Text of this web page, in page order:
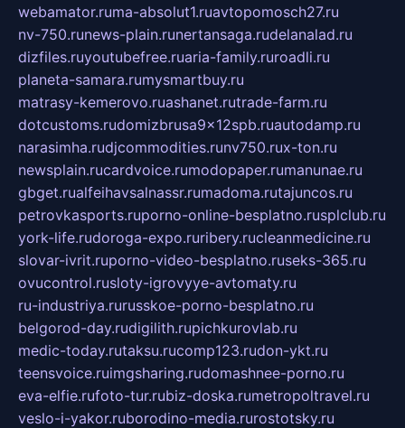
webamator.ruma-absolut1.ruavtopomosch27.ru
nv-750.runews-plain.runertansaga.rudelanalad.ru
dizfiles.ruyoutubefree.ruaria-family.ruroadli.ru
planeta-samara.rumysmartbuy.ru
matrasy-kemerovo.ruashanet.rutrade-farm.ru
dotcustoms.rudomizbrusa9x12spb.ruautodamp.ru
narasimha.rudjcommodities.runv750.rux-ton.ru
newsplain.rucardvoice.rumodopaper.rumanunae.ru
gbget.rualfeihavsalnassr.rumadoma.rutajuncos.ru
petrovkasports.ruporno-online-besplatno.rusplclub.ru
york-life.rudoroga-expo.ruribery.rucleanmedicine.ru
slovar-ivrit.ruporno-video-besplatno.ruseks-365.ru
ovucontrol.rusloty-igrovyye-avtomaty.ru
ru-industriya.rurusskoe-porno-besplatno.ru
belgorod-day.rudigilith.rupichkurovlab.ru
medic-today.rutaksu.rucomp123.rudon-ykt.ru
teensvoice.ruimgsharing.rudomashnee-porno.ru
eva-elfie.rufoto-tur.rubiz-doska.rumetropoltravel.ru
veslo-i-yakor.ruborodino-media.rurostotsky.ru